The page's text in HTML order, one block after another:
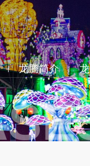
龙腾简介